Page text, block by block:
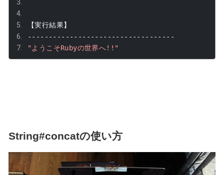
【実行結果】
-----------------------------------
"ようこそRubyの世界へ!!"
String#concatの使い方